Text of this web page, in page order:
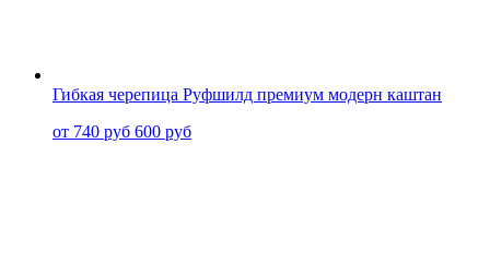
Гибкая черепица Руфшилд премиум модерн каштан
от 740 руб 600 руб